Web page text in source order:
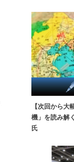
【次回から
機」を読み解
氏